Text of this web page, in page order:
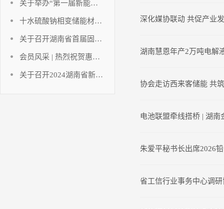
关于举办“第一届新能源与储能工程湘江国际论坛暨2023中国（长沙）电池产业博览会”的通知
十水硫酸钠相变储能材料研究进展
关于召开湖南省首届固态电池创新发展论坛暨固态电池技术创新联合体成立大会的通知
会员风采 | 热烈祝贺惠同新材成为湖南省电池行业协会及协会氢能产业技术创新联合体副会长单位！
关于召开2024湖南省新能源电池技术讲座暨湖南省电池行业协会年终工作总结的通知
深化媒协联动 共促产业
湖南慧恩年产2万吨电解
协会走访西来客储能 共
电池联盟牵线搭桥 | 湖
朱爱平秘书长出席2026
省工信行业事务中心调